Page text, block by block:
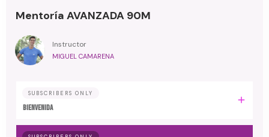
Mentoría AVANZADA 90M
Instructor
MIGUEL CAMARENA
SUBSCRIBERS ONLY
BIENVENIDA